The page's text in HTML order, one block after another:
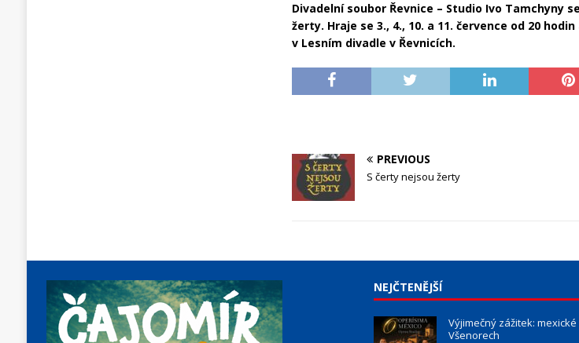
Divadelní soubor Řevnice – Studio Ivo Tamchyny
žerty. Hraje se 3., 4., 10. a 11. července od 20
v Lesním divadle v Řevnicích.
PREVIOUS
S čerty nejsou žerty
NEJČTENĚJŠÍ
Výjimečný zážitek:
Všenorech